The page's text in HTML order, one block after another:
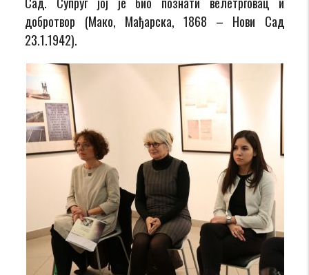
добротвор (Мако, Мађарска, 1868 – Нови Сад
23.1.1942).